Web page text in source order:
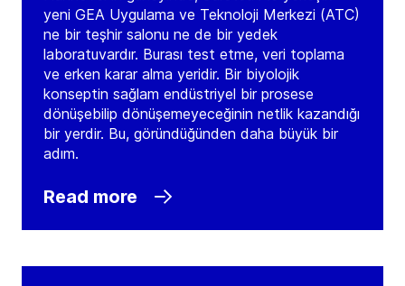
yeni GEA Uygulama ve Teknoloji Merkezi (ATC)
ne bir teşhir salonu ne de bir yedek
laboratuvardır. Burası test etme, veri toplama
ve erken karar alma yeridir. Bir biyolojik
konseptin sağlam endüstriyel bir prosese
dönüşebilip dönüşemeyeceğinin netlik kazandığı
bir yerdir. Bu, göründüğünden daha büyük bir
adım.
Read more